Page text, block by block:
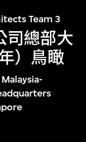
Team 3
司總部大
）鳥瞰